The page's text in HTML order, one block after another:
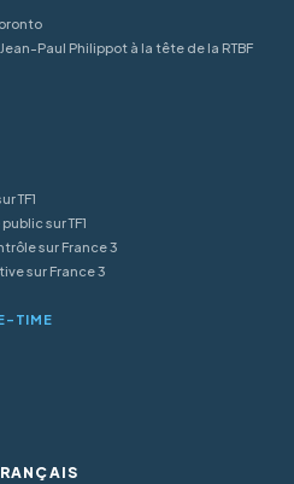
Paul Philippot à la tête de la RTBF
TF1
sur TF1
sur France 3
sur France 3
TIME